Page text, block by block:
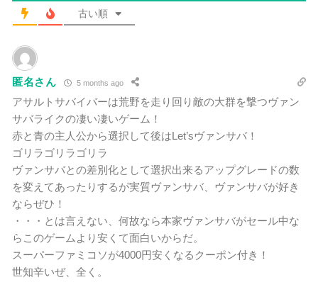
古い順
匿名さん 5 months ago
アサルトサバイバーは荒野を走り回り敵の大群を撃つヴァン
サバライクの凄い凄いゲーム！
赤と青の主人公から選択して後はLet’sヴァンサバ！
ゴリラゴリラゴリラ
ヴァンサバとの差別化として選択出来るアップグレードの数
を変えてあったりするが実質ヴァンサバ、ヴァンサバが好き
ならぜひ！
・・・とは言えない、何故なら本家ヴァンサバがセール中な
らこのゲームより安くて面白いからだ。
スーパーファミコソが4000円安くなるクーポン付き！
世知辛いぜ、全く。